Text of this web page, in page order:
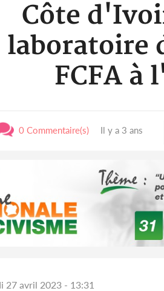
Côte
laboratoire
FCFA à
0 Commentaire(s) Il y a 3 ans
27 avril 2023 - 13:31